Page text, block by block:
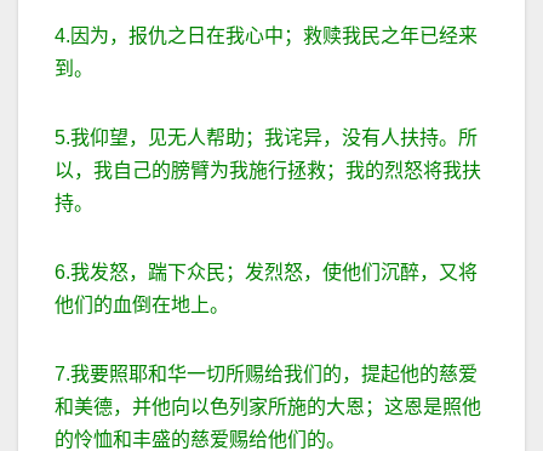
4.因为，报仇之日在我心中；救赎我民之年已经来
到。
5.我仰望，见无人帮助；我诧异，没有人扶持。所
以，我自己的膀臂为我施行拯救；我的烈怒将我扶
持。
6.我发怒，踹下众民；发烈怒，使他们沉醉，又将
他们的血倒在地上。
7.我要照耶和华一切所赐给我们的，提起他的慈爱
和美德，并他向以色列家所施的大恩；这恩是照他
的怜恤和丰盛的慈爱赐给他们的。